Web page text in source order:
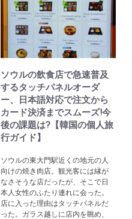
ソウルの飲食店で急速普及
するタッチパネルオーダ
ー、日本語対応で注文から
カード決済までスムーズ!今
後の課題は?【韓国の個人旅
行ガイド】
ソウルの東大門駅近くの地元の人
向けの焼き肉店。観光客には縁が
なさそうな店だったが、そこで日
本人女性のふたり連れに会った。
店に入った理由はタッチパネルだ
った。ガラス越しに店内を眺め、